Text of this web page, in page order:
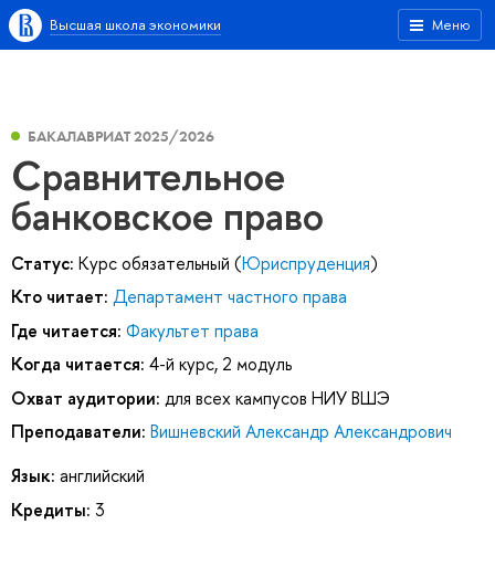
Меню
Высшая школа экономики
БАКАЛАВРИАТ 2025/2026
Сравнительное
банковское право
Статус: Курс обязательный (Юриспруденция)
Кто читает: Департамент частного права
Где читается: Факультет права
Когда читается: 4-й курс, 2 модуль
Охват аудитории: для всех кампусов НИУ ВШЭ
Преподаватели: Вишневский Александр Александрович
Язык: английский
Кредиты: 3